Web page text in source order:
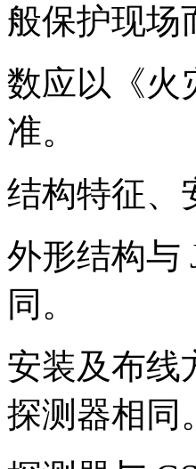
般保护现场
数应以《火
准。
结构特征、
外形结构与
同。
安装及布线
探测器相同。